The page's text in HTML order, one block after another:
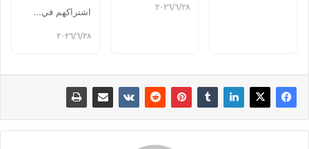
٢٨‏/٦‏/٢٠٢٦
اشتراكهم في…
٢٨‏/٦‏/٢٠٢٦